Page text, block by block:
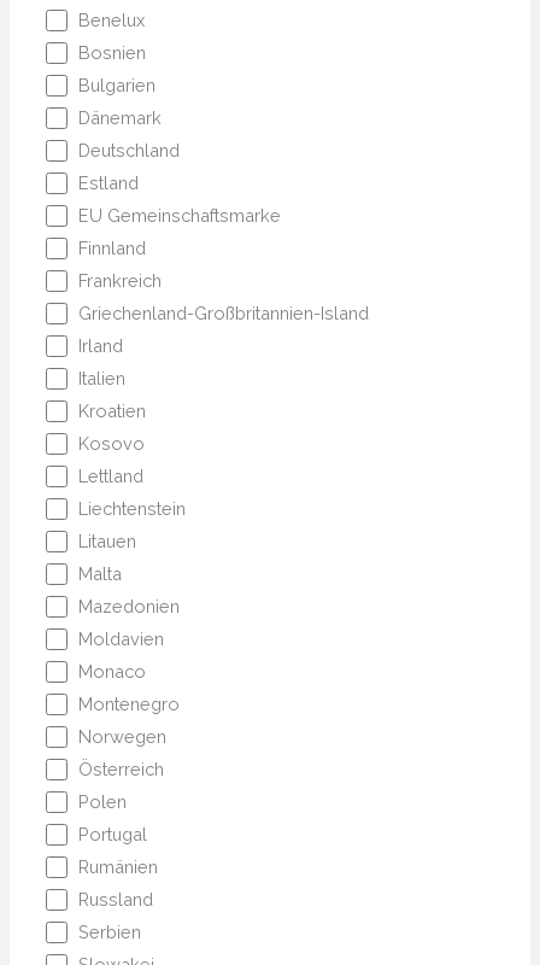
Benelux
Bosnien
Bulgarien
Dänemark
Deutschland
Estland
EU Gemeinschaftsmarke
Finnland
Frankreich
Griechenland-Großbritannien-Island
Irland
Italien
Kroatien
Kosovo
Lettland
Liechtenstein
Litauen
Malta
Mazedonien
Moldavien
Monaco
Montenegro
Norwegen
Österreich
Polen
Portugal
Rumänien
Russland
Serbien